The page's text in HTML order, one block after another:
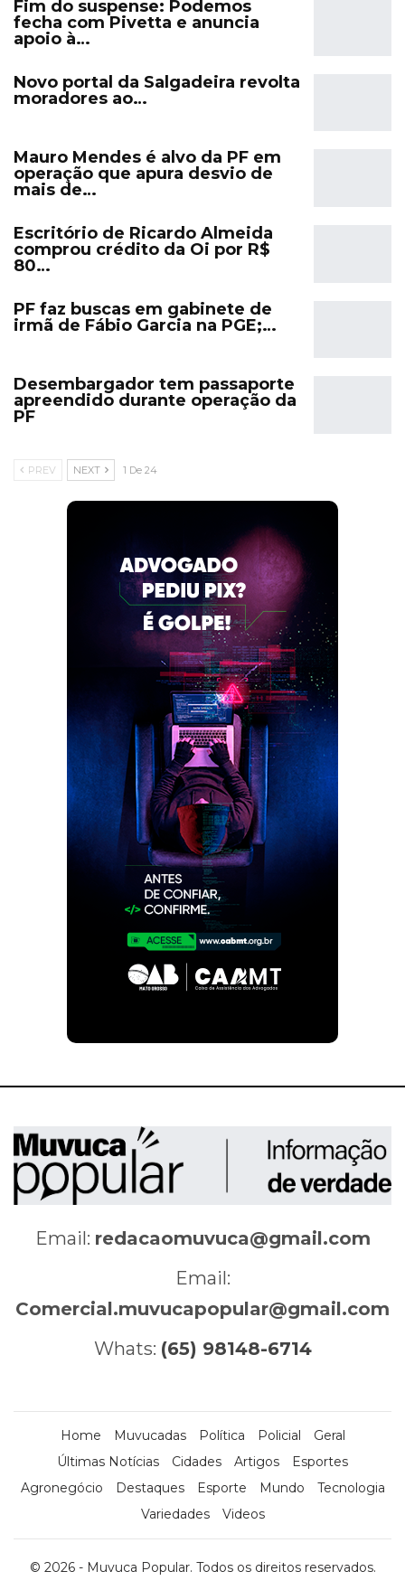
Fim do suspense: Podemos
fecha com Pivetta e anuncia
apoio à…
Novo portal da Salgadeira revolta
moradores ao…
Mauro Mendes é alvo da PF em
operação que apura desvio de
mais de…
Escritório de Ricardo Almeida
comprou crédito da Oi por R$
80…
PF faz buscas em gabinete de
irmã de Fábio Garcia na PGE;…
Desembargador tem passaporte
apreendido durante operação da
PF
PREV NEXT 1 De 24
Email: redacaomuvuca@gmail.com
Email:
Comercial.muvucapopular@gmail.com
Whats: (65) 98148-6714
Home Muvucadas Política Policial
Geral
Últimas Notícias
Cidades Artigos
Esportes
Agronegócio
Destaques Esporte Mundo
Tecnologia
Variedades
Videos
© 2026 - Muvuca Popular. Todos os direitos reservados.